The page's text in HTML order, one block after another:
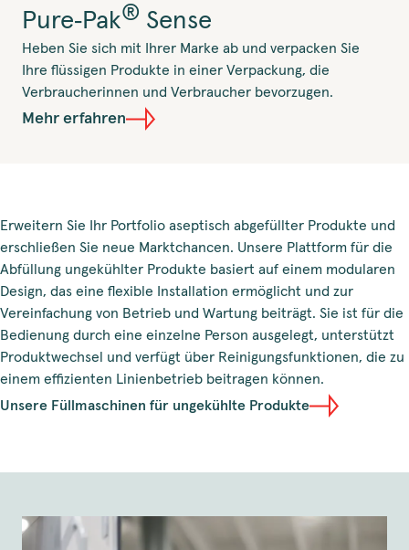
Pure‑Pak® Sense
Heben Sie sich mit Ihrer Marke ab und verpacken Sie
Ihre flüssigen Produkte in einer Verpackung, die
Verbraucherinnen und Verbraucher bevorzugen.
Mehr erfahren
Erweitern Sie Ihr Portfolio aseptisch abgefüllter Produkte und
erschließen Sie neue Marktchancen. Unsere Plattform für die
Abfüllung ungekühlter Produkte basiert auf einem modularen
Design, das eine flexible Installation ermöglicht und zur
Vereinfachung von Betrieb und Wartung beiträgt. Sie ist für die
Bedienung durch eine einzelne Person ausgelegt, unterstützt
Produktwechsel und verfügt über Reinigungsfunktionen, die zu
einem effizienten Linienbetrieb beitragen können.
Unsere Füllmaschinen für ungekühlte Produkte